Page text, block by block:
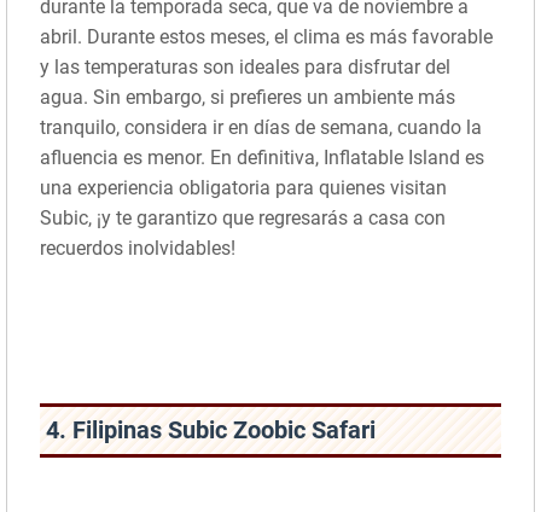
durante la temporada seca, que va de noviembre a
abril. Durante estos meses, el clima es más favorable
y las temperaturas son ideales para disfrutar del
agua. Sin embargo, si prefieres un ambiente más
tranquilo, considera ir en días de semana, cuando la
afluencia es menor. En definitiva, Inflatable Island es
una experiencia obligatoria para quienes visitan
Subic, ¡y te garantizo que regresarás a casa con
recuerdos inolvidables!
4. Filipinas Subic Zoobic Safari